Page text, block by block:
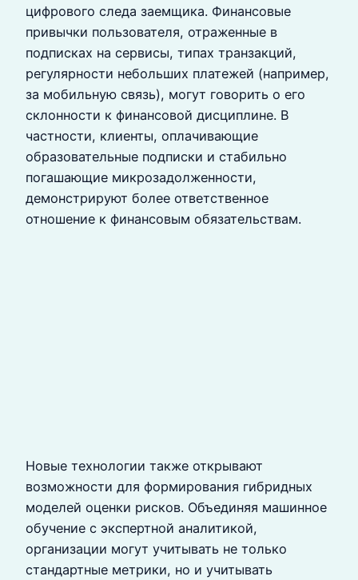
цифрового следа заемщика. Финансовые
привычки пользователя, отраженные в
подписках на сервисы, типах транзакций,
регулярности небольших платежей (например,
за мобильную связь), могут говорить о его
склонности к финансовой дисциплине. В
частности, клиенты, оплачивающие
образовательные подписки и стабильно
погашающие микрозадолженности,
демонстрируют более ответственное
отношение к финансовым обязательствам.
Новые технологии также открывают
возможности для формирования гибридных
моделей оценки рисков. Объединяя машинное
обучение с экспертной аналитикой,
организации могут учитывать не только
стандартные метрики, но и учитывать